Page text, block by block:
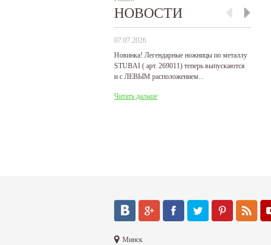
НОВОСТИ
07.07.2026
Новинка! Легендарные ножницы по металлу
STUBAI ( арт. 269011) теперь выпускаются
и с ЛЕВЫМ расположением...
Читать дальше
Минск